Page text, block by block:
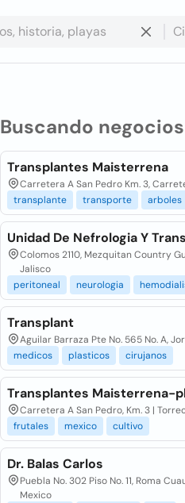
Buscando
Transplantes Maisterrena
Carretera A San Pedro Km. 3,
transplante
transporte arboles
Unidad De Nefrologia Y
Colomos 2110, Mezquitan Country
Jalisco
peritoneal
neurologia
Transplant
Aguilar Barraza Pte No. 565 No. A,
medicos
plasticos cirujanos
Transplantes Maisterrena-
Carretera A San Pedro, Km. 3 |
frutales
mexico cultivo
Dr. Balas Carlos
Puebla No. 302 Piso No. 11, Roma
Mexico